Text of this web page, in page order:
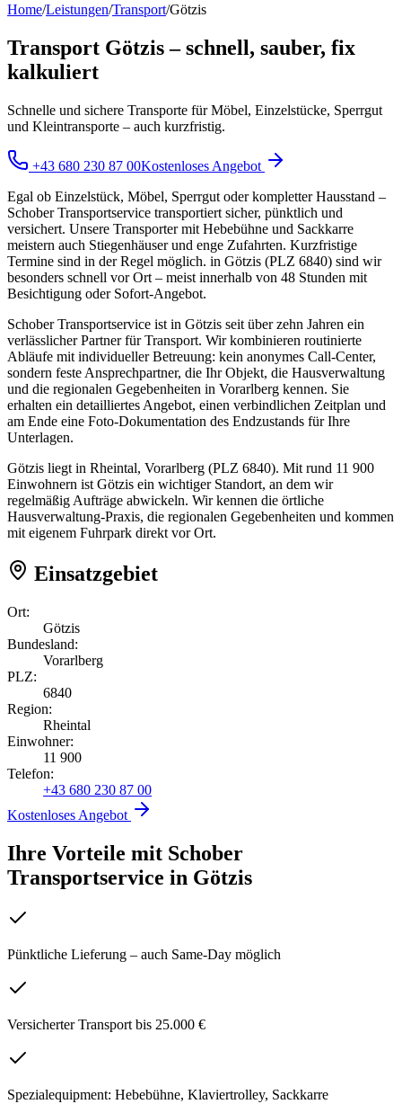
Home/Leistungen/Transport/Götzis
Transport Götzis – schnell, sauber, fix
kalkuliert
Schnelle und sichere Transporte für Möbel, Einzelstücke, Sperrgut
und Kleintransporte – auch kurzfristig.
+43 680 230 87 00Kostenloses Angebot
Egal ob Einzelstück, Möbel, Sperrgut oder kompletter Hausstand –
Schober Transportservice transportiert sicher, pünktlich und
versichert. Unsere Transporter mit Hebebühne und Sackkarre
meistern auch Stiegenhäuser und enge Zufahrten. Kurzfristige
Termine sind in der Regel möglich. in Götzis (PLZ 6840) sind wir
besonders schnell vor Ort – meist innerhalb von 48 Stunden mit
Besichtigung oder Sofort-Angebot.
Schober Transportservice ist in Götzis seit über zehn Jahren ein
verlässlicher Partner für Transport. Wir kombinieren routinierte
Abläufe mit individueller Betreuung: kein anonymes Call-Center,
sondern feste Ansprechpartner, die Ihr Objekt, die Hausverwaltung
und die regionalen Gegebenheiten in Vorarlberg kennen. Sie
erhalten ein detailliertes Angebot, einen verbindlichen Zeitplan und
am Ende eine Foto-Dokumentation des Endzustands für Ihre
Unterlagen.
Götzis liegt in Rheintal, Vorarlberg (PLZ 6840). Mit rund 11 900
Einwohnern ist Götzis ein wichtiger Standort, an dem wir
regelmäßig Aufträge abwickeln. Wir kennen die örtliche
Hausverwaltung-Praxis, die regionalen Gegebenheiten und kommen
mit eigenem Fuhrpark direkt vor Ort.
Einsatzgebiet
Ort:
Götzis
Bundesland:
Vorarlberg
PLZ:
6840
Region:
Rheintal
Einwohner:
11 900
Telefon:
+43 680 230 87 00
Kostenloses Angebot
Ihre Vorteile mit Schober
Transportservice in Götzis
Pünktliche Lieferung – auch Same-Day möglich
Versicherter Transport bis 25.000 €
Spezialequipment: Hebebühne, Klaviertrolley, Sackkarre